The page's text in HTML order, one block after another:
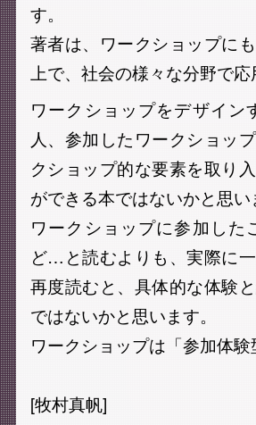
す。
著者は、ワークショップに
上で、社会の様々な分野で
ワークショップをデザイ
人、参加したワークショッ
クショップ的な要素を取り
ができる本ではないかと思い
ワークショップに参加し
ど…と読むよりも、実際に
再度読むと、具体的な体験
ではないかと思います。
ワークショップは「参加体
[牧村真帆]